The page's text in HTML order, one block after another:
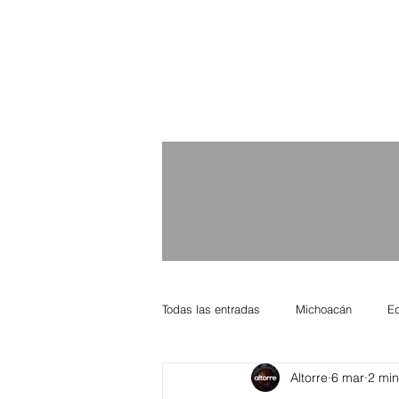
Todas las entradas Michoacán
Nacional Internacional
Altorre 6 mar 2